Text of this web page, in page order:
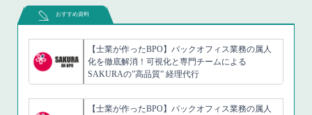
おすすめ資料
【士業が作ったBPO】バックオフィス業務の属人
化を徹底解消！可視化と専門チームによる
SAKURAの”高品質” 経理代行
【士業が作ったBPO】バックオフィス業務の属人